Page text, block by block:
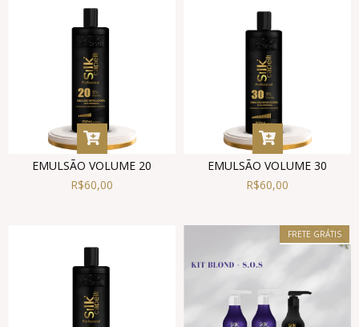
EMULSÃO VOLUME 20
R$60,00
EMULSÃO VOLUME 30
R$60,00
FRETE GRÁTIS